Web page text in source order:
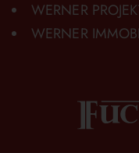
WERNER
WERNER